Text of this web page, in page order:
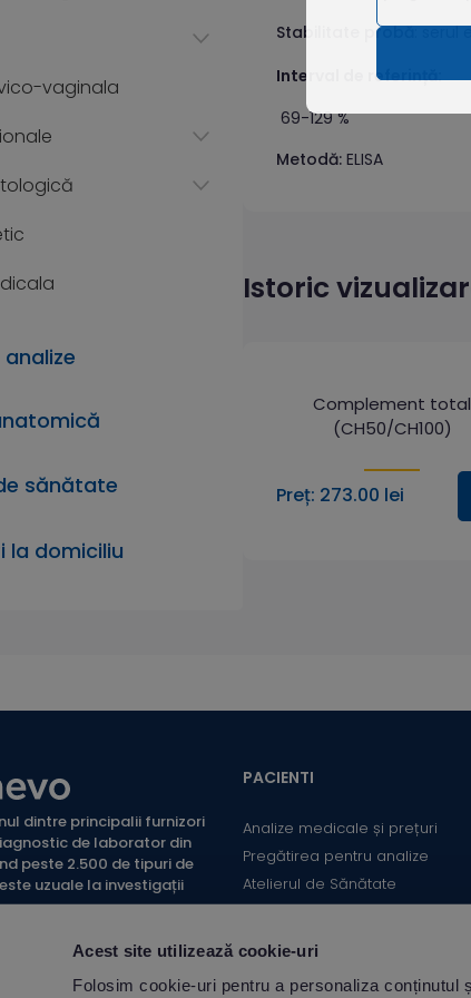
Acest site utilizează cookie-uri
Folosim cookie-uri pentru a personaliza
vaginala
sănătate
la domiciliu
Stabilitate probă: serul
Interval de referință:
69-129 %
Metodă: ELISA
Istoric
Complement total
(CH50/CH100)
Preț: 273.00 lei
dintre principalii furnizori
de laborator din
peste 2.500 de tipuri de
uzuale la investigații
PACIENTI
Analize medicale și prețuri
Pregătirea pentru analize
Atelierul de Sănătate
Informații utile
Locații